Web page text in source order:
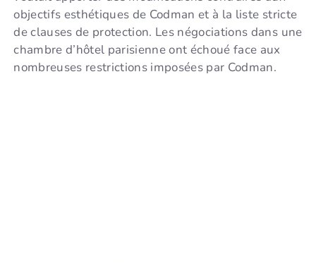
objectifs esthétiques de Codman et à la liste stricte
de clauses de protection. Les négociations dans une
chambre d’hôtel parisienne ont échoué face aux
nombreuses restrictions imposées par Codman.